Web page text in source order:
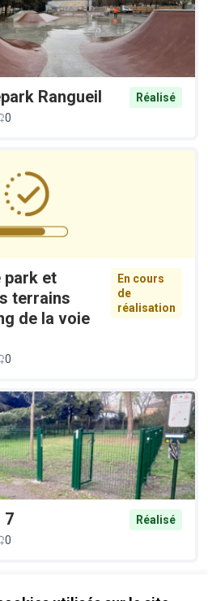
Rangueil
Réalisé
0
park et
terrains
de la voie
En cours
de
réalisation
0
7
Réalisé
0